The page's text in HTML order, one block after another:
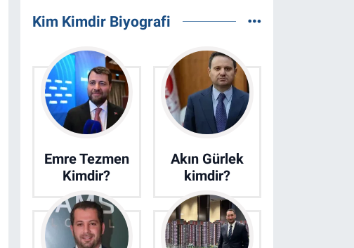
Kim Kimdir Biyografi
Emre Tezmen
Kimdir?
Akın Gürlek
kimdir?